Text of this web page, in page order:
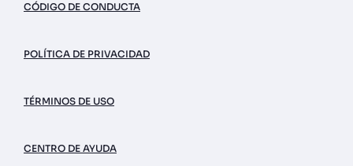
CÓDIGO DE CONDUCTA
POLÍTICA DE PRIVACIDAD
TÉRMINOS DE USO
CENTRO DE AYUDA